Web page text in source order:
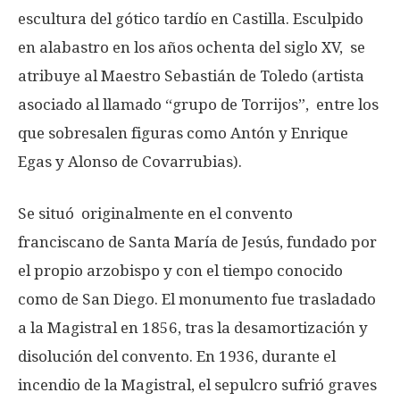
escultura del gótico tardío en Castilla. Esculpido
en alabastro en los años ochenta del siglo XV, se
atribuye al Maestro Sebastián de Toledo (artista
asociado al llamado “grupo de Torrijos”, entre los
que sobresalen figuras como Antón y Enrique
Egas y Alonso de Covarrubias).
Se situó originalmente en el convento
franciscano de Santa María de Jesús, fundado por
el propio arzobispo y con el tiempo conocido
como de San Diego. El monumento fue trasladado
a la Magistral en 1856, tras la desamortización y
disolución del convento. En 1936, durante el
incendio de la Magistral, el sepulcro sufrió graves